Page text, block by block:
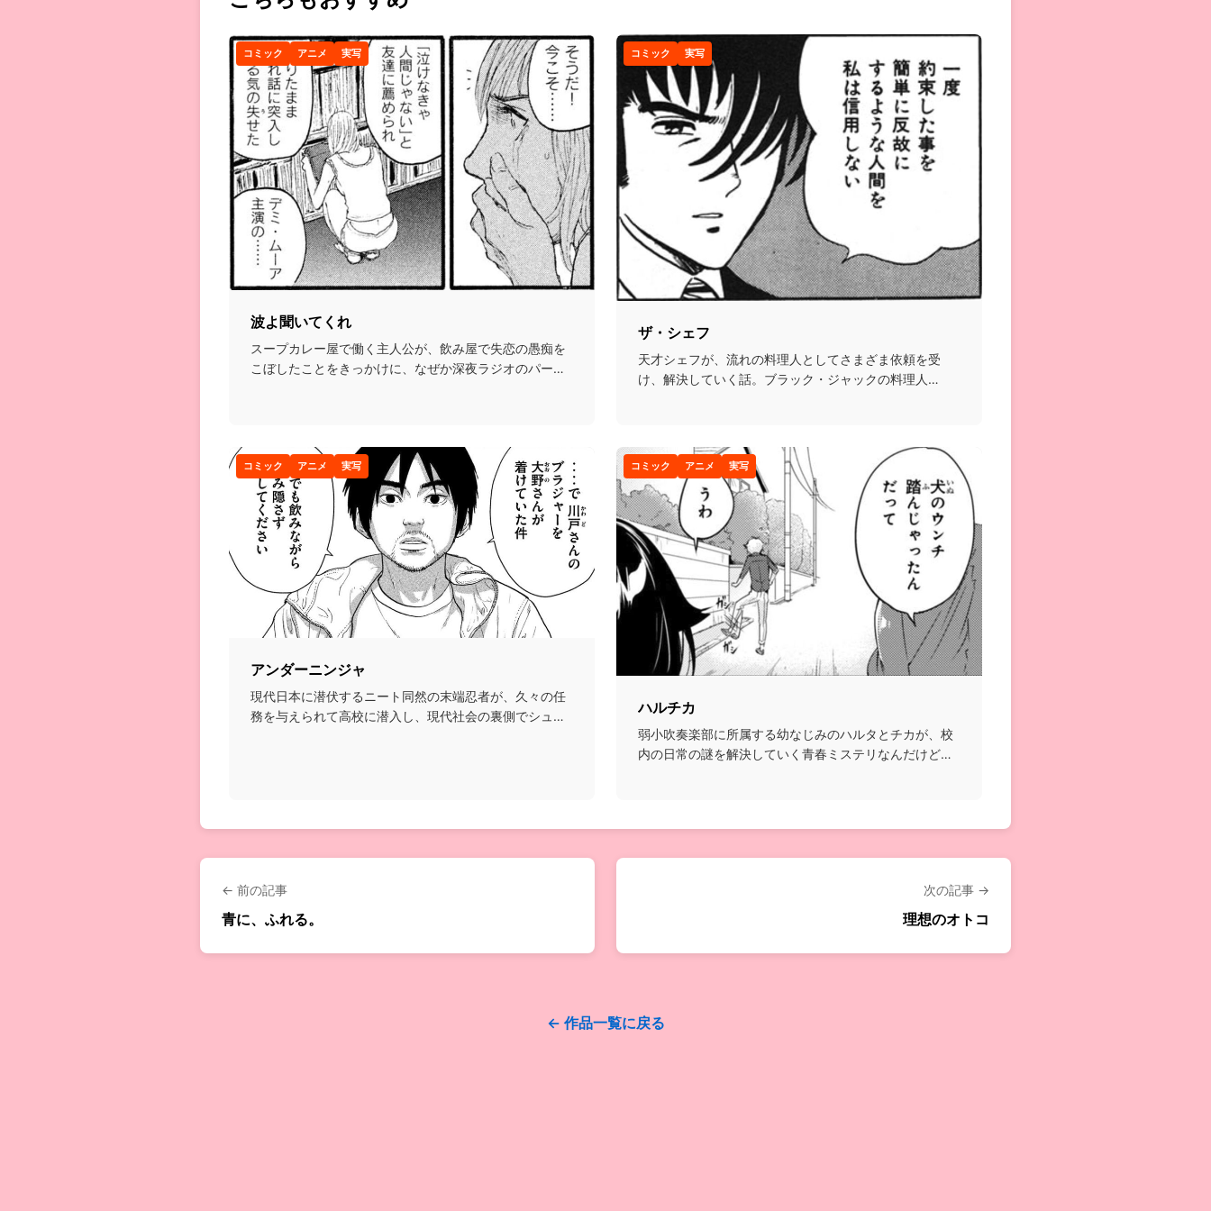
コミック アニメ 実写
波よ聞いてくれ
スープカレー屋で働く主人公が、飲み屋で失恋の愚痴を
こぼしたことをきっかけに、なぜか深夜ラジオのパーソ
コミック 実写
ザ・シェフ
天才シェフが、流れの料理人としてさまざま依頼を受
け、解決していく話。ブラック・ジャックの料理人
コミック アニメ 実写
アンダーニンジャ
現代日本に潜伏するニート同然の末端忍者が、久々の任
務を与えられて高校に潜入し、現代社会の裏側でシュー
コミック アニメ 実写
ハルチカ
弱小吹奏楽部に所属する幼なじみのハルタとチカが、校
内の日常の謎を解決していく青春ミステリなんだけど、
← 前の記事
青に、ふれる。
次の記事 →
理想のオトコ
← 作品一覧に戻る